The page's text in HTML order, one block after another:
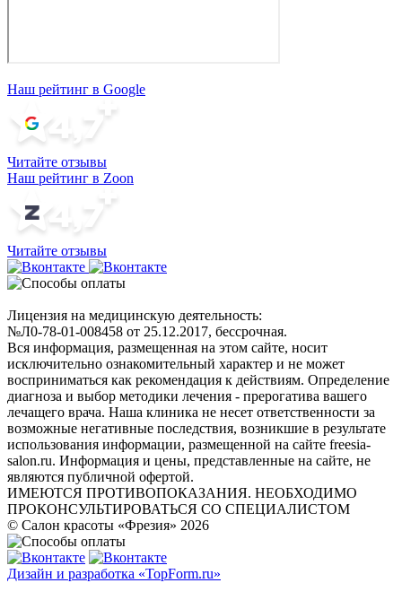
Наш рейтинг в Google
Читайте отзывы
Наш рейтинг в Zoon
Читайте отзывы
Лицензия на медицинскую деятельность:
№Л0-78-01-008458 от 25.12.2017, бессрочная.
Вся информация, размещенная на этом сайте, носит
исключительно ознакомительный характер и не может
восприниматься как рекомендация к действиям. Определение
диагноза и выбор методики лечения - прерогатива вашего
лечащего врача. Наша клиника не несет ответственности за
возможные негативные последствия, возникшие в результате
использования информации, размещенной на сайте freesia-
salon.ru. Информация и цены, представленные на сайте, не
являются публичной офертой.
ИМЕЮТСЯ ПРОТИВОПОКАЗАНИЯ. НЕОБХОДИМО
ПРОКОНСУЛЬТИРОВАТЬСЯ СО СПЕЦИАЛИСТОМ
© Салон красоты «Фрезия» 2026
Дизайн и разработка «TopForm.ru»